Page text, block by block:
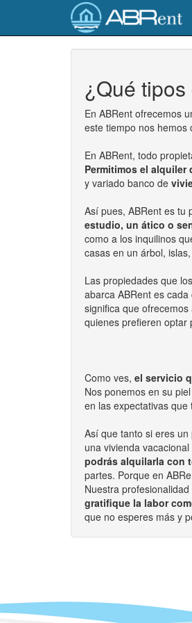
¿Qué
En ABRent ofrecemos
este tiempo nos hemos
En ABRent, todo
Permitimos el
y variado banco de
Así pues, ABRent es tu
estudio, un ático o
como a los inquilinos
casas en un árbol,
Las propiedades que
abarca ABRent es
significa que
quienes prefieren
Como ves, el servicio
Nos ponemos en su
en las expectativas
Así que tanto si eres
una vivienda
podrás alquilarla con
partes. Porque en
Nuestra
gratifique la labor
que no esperes más y